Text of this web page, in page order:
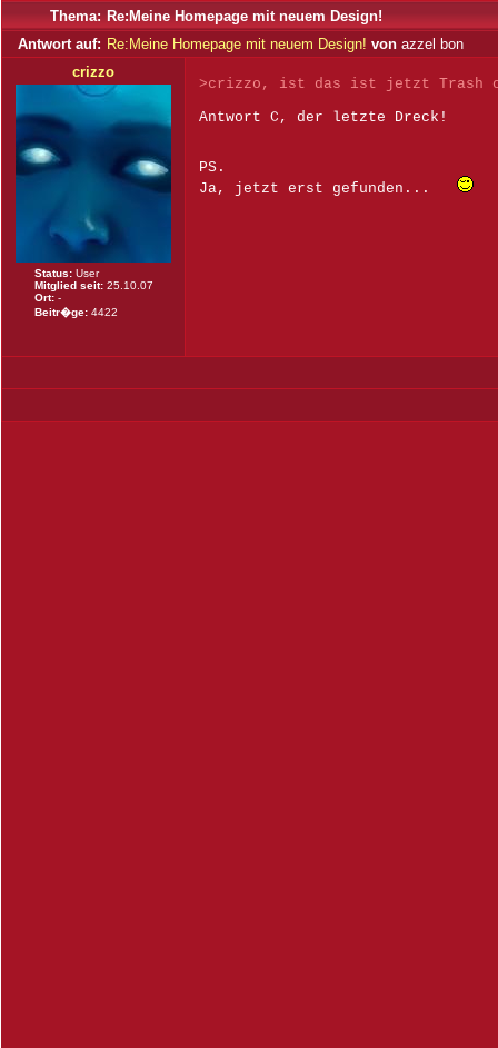
Thema: Re:Meine Homepage mit neuem Design!
Antwort auf: Re:Meine Homepage mit neuem Design! von azzel bon
crizzo
Status: User
Mitglied seit: 25.10.07
Ort: -
Beitr�ge: 4422
>crizzo, ist das ist jetzt Trash
Antwort C, der letzte Dreck!
PS.
Ja, jetzt erst gefunden...